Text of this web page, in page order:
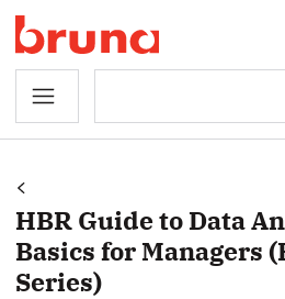
HBR Guide to Data
Basics for Managers
Series)